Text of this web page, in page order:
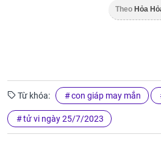
Theo Hỏa
Từ khóa: con giáp may mắn
tử vi ngày 25/7/2023